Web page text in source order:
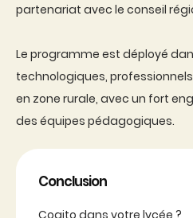
partenariat avec le conseil
Le programme est déployé
technologiques,
en zone rurale, avec un fort
des équipes pédagogiques.
Conclusion
Cogito dans votre lycée ?